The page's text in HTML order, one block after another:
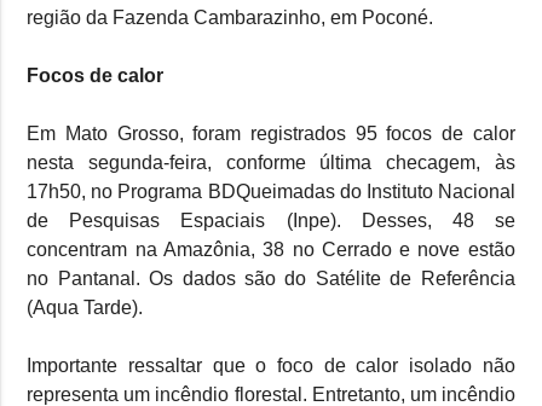
região da Fazenda Cambarazinho, em Poconé.
Focos de calor
Em Mato Grosso, foram registrados 95 focos de calor
nesta segunda-feira, conforme última checagem, às
17h50, no Programa BDQueimadas do Instituto Nacional
de Pesquisas Espaciais (Inpe). Desses, 48 se
concentram na Amazônia, 38 no Cerrado e nove estão
no Pantanal. Os dados são do Satélite de Referência
(Aqua Tarde).
Importante ressaltar que o foco de calor isolado não
representa um incêndio florestal. Entretanto, um incêndio